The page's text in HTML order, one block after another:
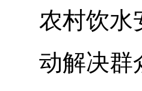
农村饮水
动解决群